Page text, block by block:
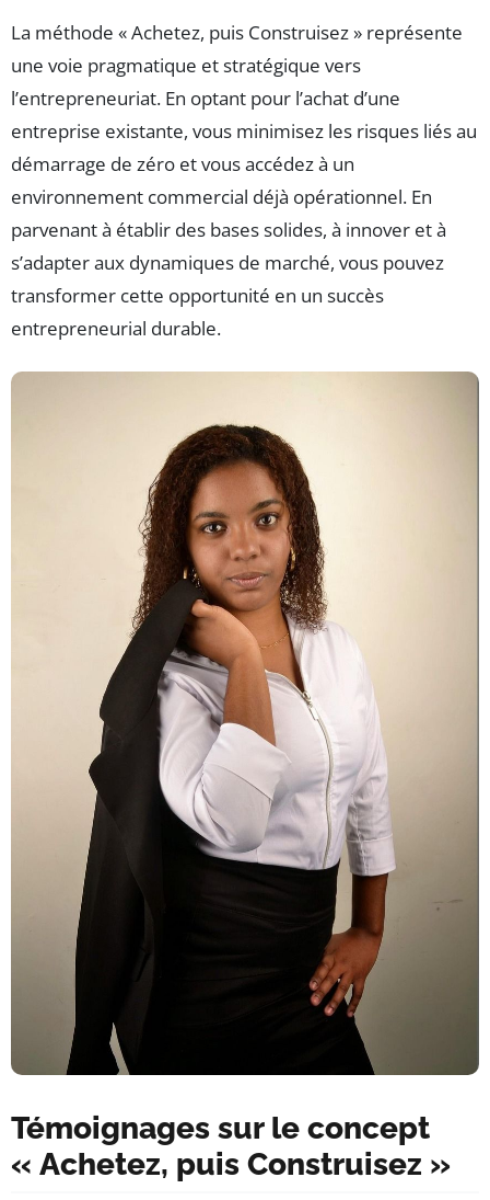
La méthode « Achetez, puis Construisez » représente
une voie pragmatique et stratégique vers
l’entrepreneuriat. En optant pour l’achat d’une
entreprise existante, vous minimisez les risques liés au
démarrage de zéro et vous accédez à un
environnement commercial déjà opérationnel. En
parvenant à établir des bases solides, à innover et à
s’adapter aux dynamiques de marché, vous pouvez
transformer cette opportunité en un succès
entrepreneurial durable.
Témoignages sur le concept
« Achetez, puis Construisez »